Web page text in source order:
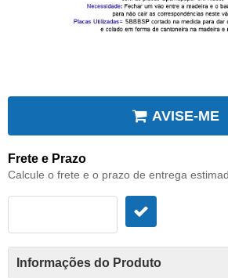
AVISE-ME
Frete e Prazo
Calcule o frete e o prazo de entrega
Informações do Produto